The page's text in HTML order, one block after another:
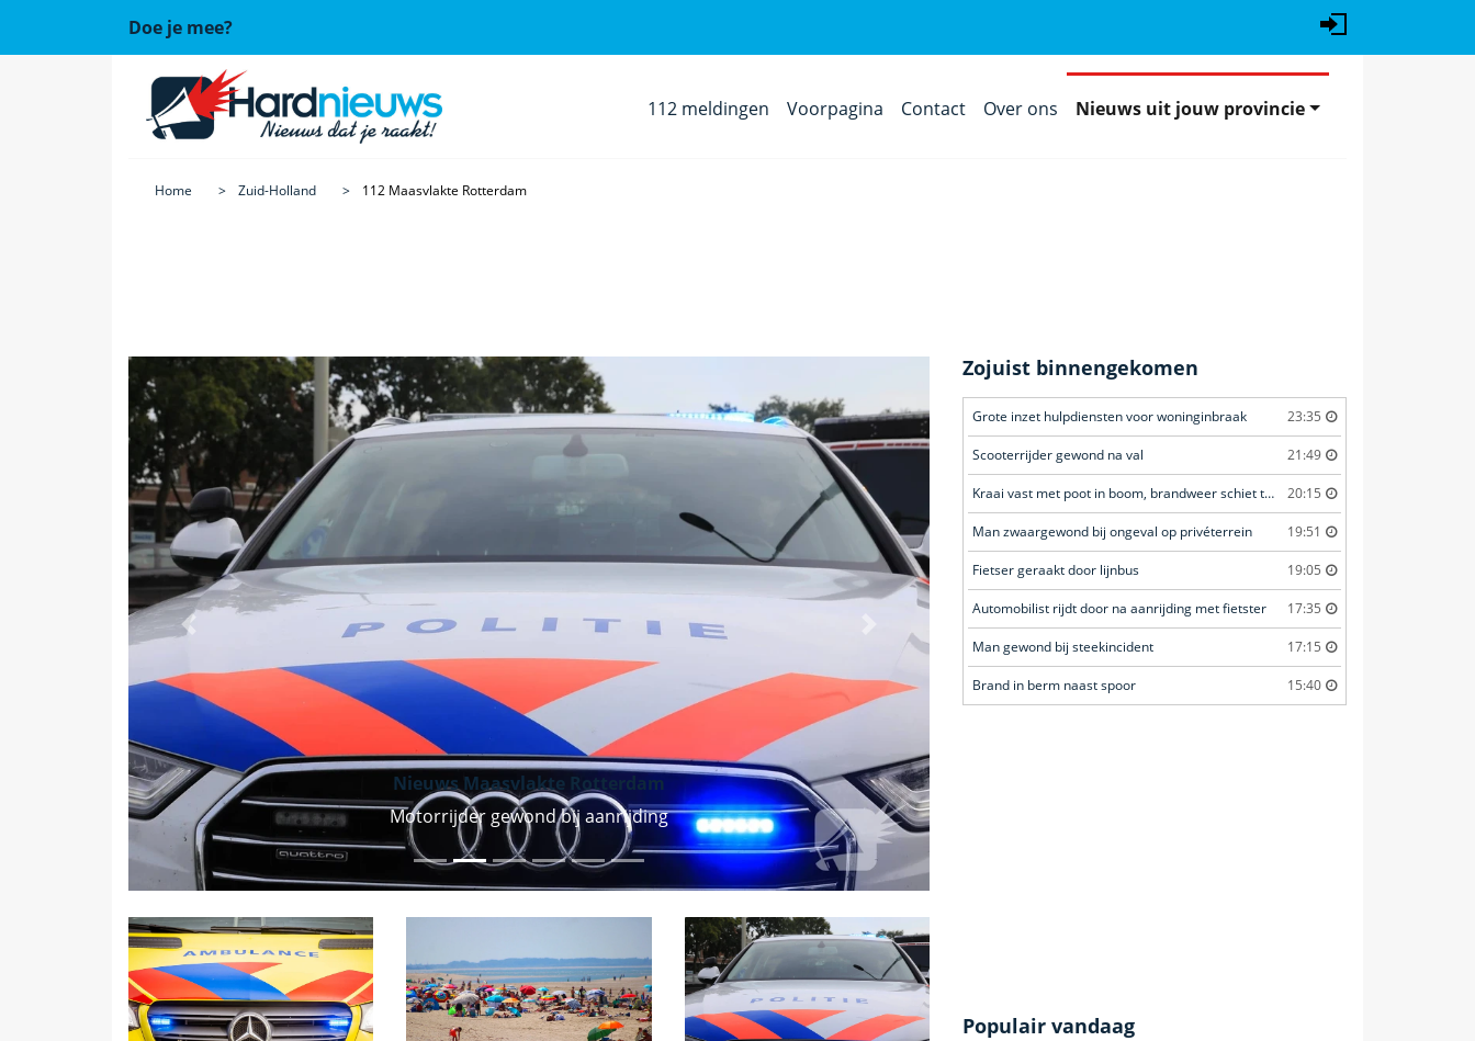
Doe je mee?
112 meldingen Voorpagina Contact Over ons Nieuws uit jouw provincie
Home Zuid-Holland 112 Maasvlakte Rotterdam
Nieuws Maasvlakte Rotterdam
Motorrijder gewond bij aanrijding
Vorige Volgende
Zojuist binnengekomen
Grote inzet hulpdiensten voor woninginbraak 23:35
Scooterrijder gewond na val 21:49
Kraai vast met poot in boom, brandweer schiet te hulp 20:15
Man zwaargewond bij ongeval op privéterrein 19:51
Fietser geraakt door lijnbus 19:05
Automobilist rijdt door na aanrijding met fietster 17:35
Man gewond bij steekincident 17:15
Brand in berm naast spoor 15:40
Populair vandaag